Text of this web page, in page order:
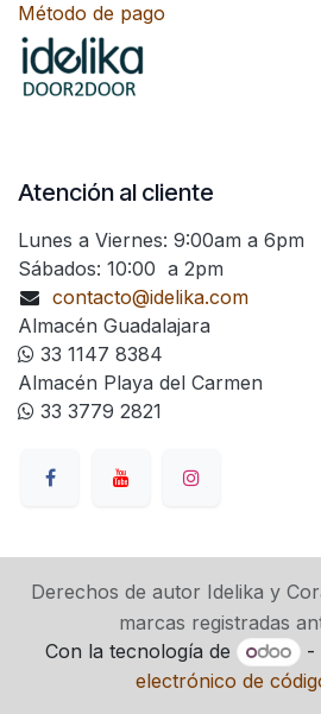
Método de pago
Atención al cliente
Lunes a Viernes: 9:00am a 6pm
Sábados: 10:00 a 2pm
contacto@idelika.com
Almacén Guadalajara
33 1147 8384
Almacén Playa del Carmen
33 3779 2821
Derechos de autor Idelika y
marcas registradas
Con la tecnología de
-
electrónico de